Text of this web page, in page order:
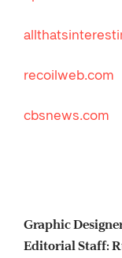
recoilweb.com
cbsnews.com
Graphic
Editorial Staff: